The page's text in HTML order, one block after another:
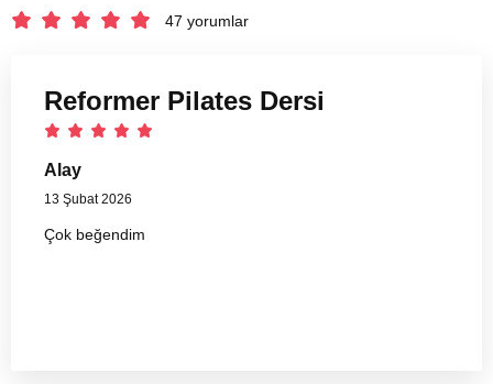
47 yorumlar
Reformer Pilates Dersi
Alay
13 Şubat 2026
Çok beğendim